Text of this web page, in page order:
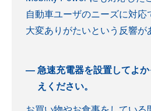
自動車ユーザのニーズに対応
大変ありがたいという反響が
急速充電器を設置してよ
えください。